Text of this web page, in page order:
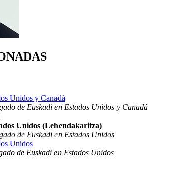
Unidos y Canadá
de Euskadi en Estados Unidos y Canadá
Unidos (Lehendakaritza)
de Euskadi en Estados Unidos
Unidos
de Euskadi en Estados Unidos